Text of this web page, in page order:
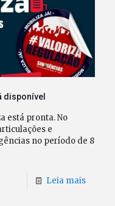
disponível
está pronta. No
e
no período de 8
Leia mais